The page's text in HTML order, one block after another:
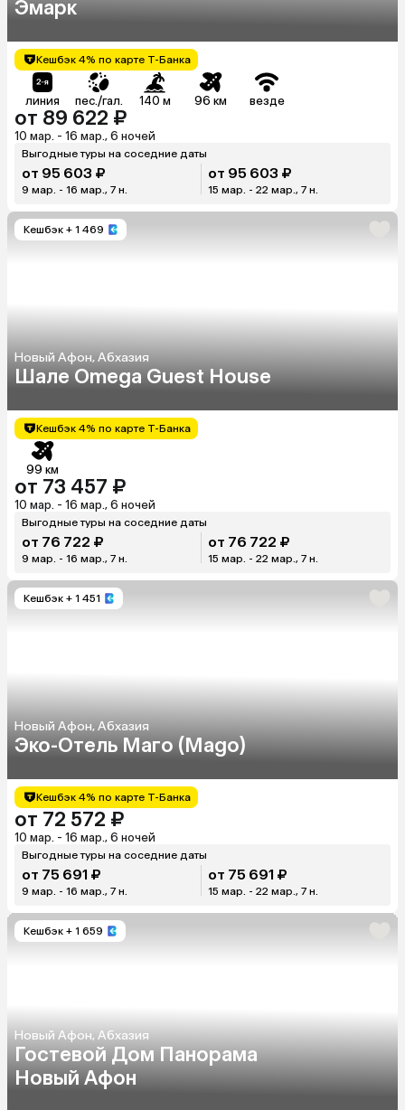
Эмарк
Кешбэк 4% по карте Т-Банка
линия пес./гал. 140 м 96 км везде
от 89 622 ₽
10 мар. - 16 мар., 6 ночей
Выгодные туры на соседние даты
от 95 603 ₽
9 мар. - 16 мар., 7 н.
от 95 603 ₽
15 мар. - 22 мар., 7 н.
Кешбэк + 1 469
Новый Афон, Абхазия
Шале Omega Guest House
Кешбэк 4% по карте Т-Банка
99 км
от 73 457 ₽
10 мар. - 16 мар., 6 ночей
Выгодные туры на соседние даты
от 76 722 ₽
9 мар. - 16 мар., 7 н.
от 76 722 ₽
15 мар. - 22 мар., 7 н.
Кешбэк + 1 451
Новый Афон, Абхазия
Эко-Отель Маго (Mago)
Кешбэк 4% по карте Т-Банка
от 72 572 ₽
10 мар. - 16 мар., 6 ночей
Выгодные туры на соседние даты
от 75 691 ₽
9 мар. - 16 мар., 7 н.
от 75 691 ₽
15 мар. - 22 мар., 7 н.
Кешбэк + 1 659
Новый Афон, Абхазия
Гостевой Дом Панорама
Новый Афон